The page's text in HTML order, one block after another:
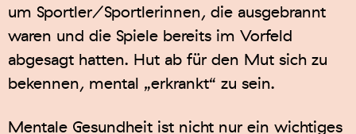
um Sportler/Sportlerinnen, die ausgebrannt
waren und die Spiele bereits im Vorfeld
abgesagt hatten. Hut ab für den Mut sich zu
bekennen, mental „erkrankt“ zu sein.
Mentale Gesundheit ist nicht nur ein wichtiges